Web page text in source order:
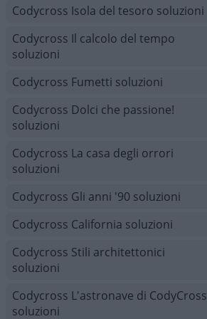
Codycross Isola del tesoro soluzioni
Codycross Il calcolo del tempo
soluzioni
Codycross Fumetti soluzioni
Codycross Dolci che passione!
soluzioni
Codycross La casa degli orrori
soluzioni
Codycross Gli anni '90 soluzioni
Codycross California soluzioni
Codycross Stili architettonici
soluzioni
Codycross L'astronave di CodyCross
soluzioni